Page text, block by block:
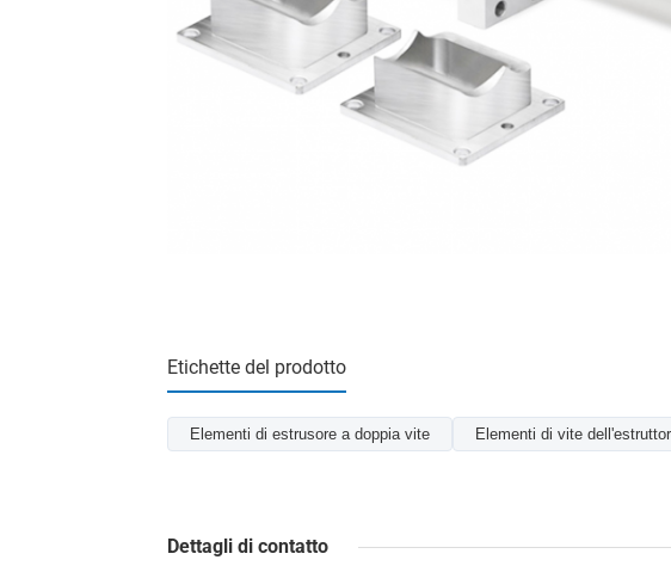
Etichette del prodotto
Elementi di estrusore a doppia vite Elementi di vite
Dettagli di contatto